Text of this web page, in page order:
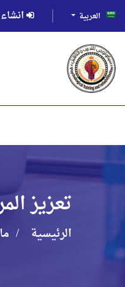
العربية
تعزيز
الرئيسية